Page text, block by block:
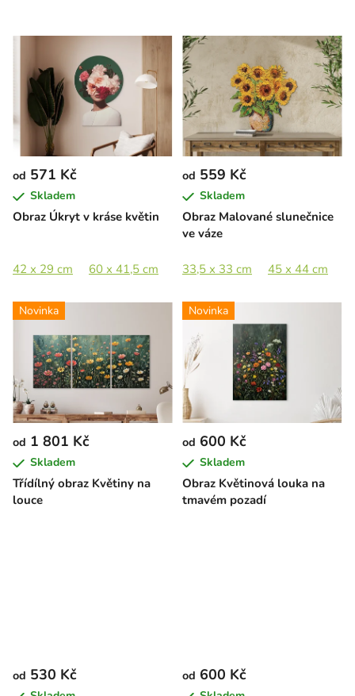
Obraz Úkryt v kráse květin
od 571 Kč
Skladem
42 x 29 cm 60 x 41,5 cm 80 x 55,5 cm 100 x 69,5 cm
Obraz Malované slunečnice
ve váze
od 559 Kč
Skladem
33,5 x 33 cm 45 x 44 cm
Novinka
Třídílný obraz Květiny na
louce
od 1 801 Kč
Skladem
Novinka
Obraz Květinová louka na
tmavém pozadí
od 600 Kč
Skladem
od 530 Kč od 600 Kč